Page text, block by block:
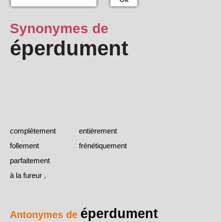
Synonymes de
éperdument
complètement
entièrement
follement
frénétiquement
parfaitement
à la fureur ,
Antonymes de éperdument